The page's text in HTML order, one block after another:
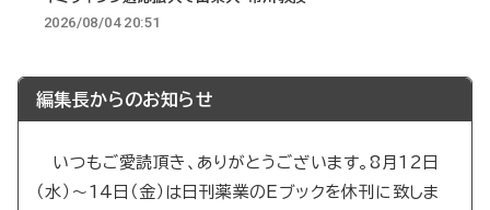
2026/08/04 20:51
編集長からのお知らせ
いつもご愛読頂き、ありがとうございます。8月12日
（水）～14日（金）は日刊薬業のEブックを休刊に致しま